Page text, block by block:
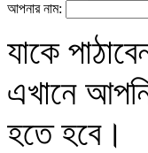
আপনার নাম:
যাকে
এখানে
হতে হবে।